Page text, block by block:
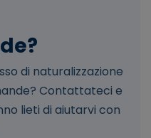
di naturalizzazione
Contattateci e
lieti di aiutarvi con